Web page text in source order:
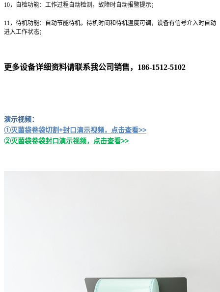
10，自检功能： 工作过程自动检测，故障时自动报警提示；
11，待机功能：
自动节能待机，待机时间和待机温度可调，设备有信号介入时自动
进入工作状态；
更多设备详细资料请联系我公司销售，186-1512-5102
演示视频：
①灭菌袋卷袋切割+封口演示视频，点击查看>>
②灭菌袋卷袋封口演示视频，点击查看>>